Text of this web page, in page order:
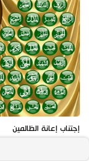
إجتناب إعانة الظالمين